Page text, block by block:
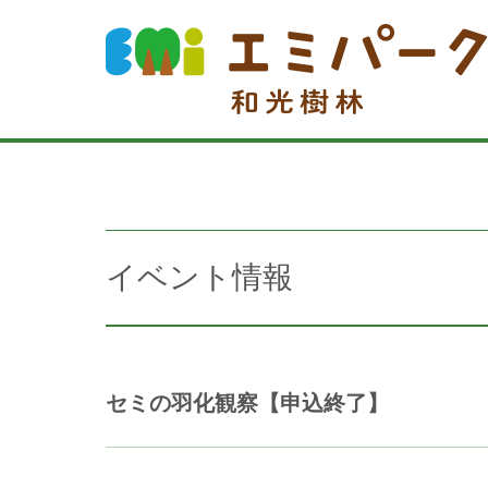
イベント情報
セミの羽化観察【申込終了】